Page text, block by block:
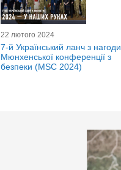
22 лютого 2024
7-й Український ланч з нагоди
Мюнхенської конференції з
безпеки (MSC 2024)